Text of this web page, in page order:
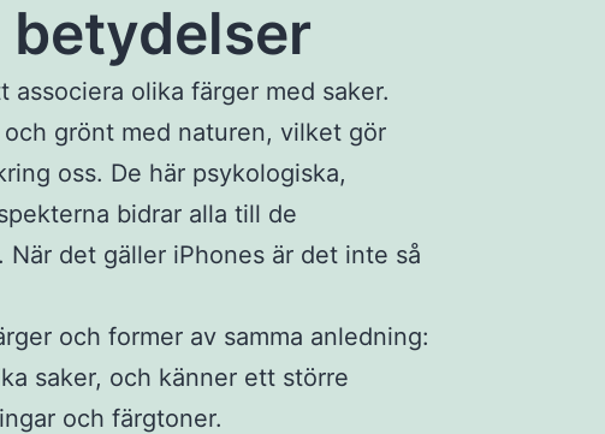
betydelser
associera olika färger med saker.
grönt med naturen, vilket gör
oss. De här psykologiska,
bidrar alla till de
det gäller iPhones är det inte så
och former av samma anledning:
saker, och känner ett större
och färgtoner.